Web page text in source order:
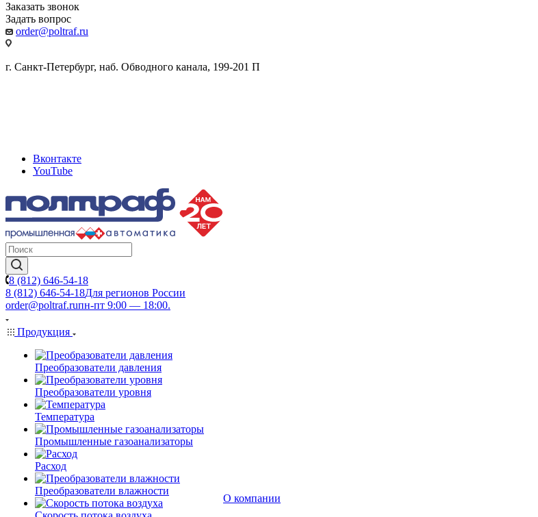
Заказать звонок
Задать вопрос
order@poltraf.ru
г. Санкт-Петербург, наб. Обводного канала, 199-201 П
Вконтакте
YouTube
8 (812) 646-54-18
8 (812) 646-54-18Для регионов России
order@poltraf.ruпн-пт 9:00 — 18:00.
Продукция
Преобразователи давления
Преобразователи уровня
Температура
Промышленные газоанализаторы
Расход
Преобразователи влажности
О компании